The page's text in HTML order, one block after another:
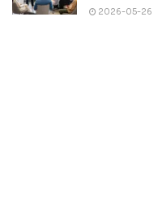
2026-05-26